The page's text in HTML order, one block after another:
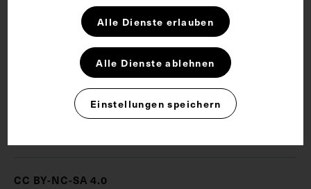
Hochschullehrer
Innere Medizin
Pathologie
CC BY-NC-SA 4.0
Alle Dienste erlauben
Alle Dienste ablehnen
Einstellungen speichern